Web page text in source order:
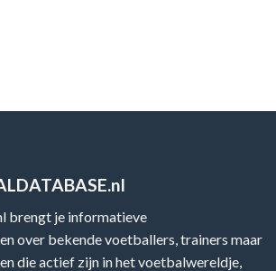
brengt je informatieve
over bekende voetballers, trainers maar
die actief zijn in het voetbalwereldje,